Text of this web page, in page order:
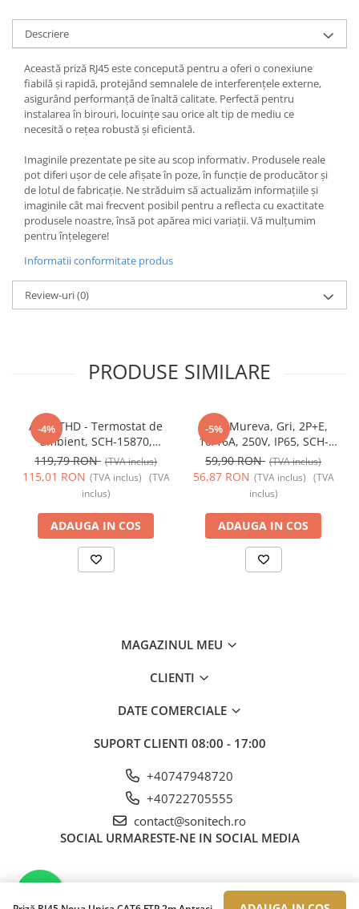
Descriere
Această priză RJ45 este concepută pentru a oferi o conexiune
fiabilă și rapidă, protejând semnalele de interferențele externe,
asigurând performanță de înaltă calitate. Perfectă pentru
instalarea în birouri, locuințe sau orice alt tip de mediu ce
necesită o rețea robustă și eficientă.
Imaginile prezentate pe site au scop informativ. Produsele reale
pot diferi ușor de cele afișate în poze, în funcție de producător și
de lotul de fabricație. Ne străduim să actualizăm informațiile și
imaginile cât mai frecvent posibil pentru a reflecta cu exactitate
produsele noastre, însă pot apărea mici variații. Vă mulțumim
pentru înțelegere!
Informatii conformitate produs
Review-uri(0)
PRODUSE SIMILARE
-4%
Acti9 THD - Termostat de
ambient, SCH-15870,
Schneider Electric -
Schneider
119,79 RON (TVA inclus)
115,01 RON (TVA inclus) (TVA
inclus)
ADAUGA IN COS
-5%
Priza Mureva, Gri, 2P+E,
10/16A, 250V, IP65, SCH-
81141, Schneider Electric -
Schneider
59,90 RON (TVA inclus)
56,87 RON (TVA inclus) (TVA
inclus)
ADAUGA IN COS
MAGAZINUL MEU
CLIENTI
DATE COMERCIALE
SUPORT CLIENTI 08:00 - 17:00
+40747948720
+40722705555
contact@sonitech.ro
SOCIAL URMARESTE-NE IN SOCIAL MEDIA